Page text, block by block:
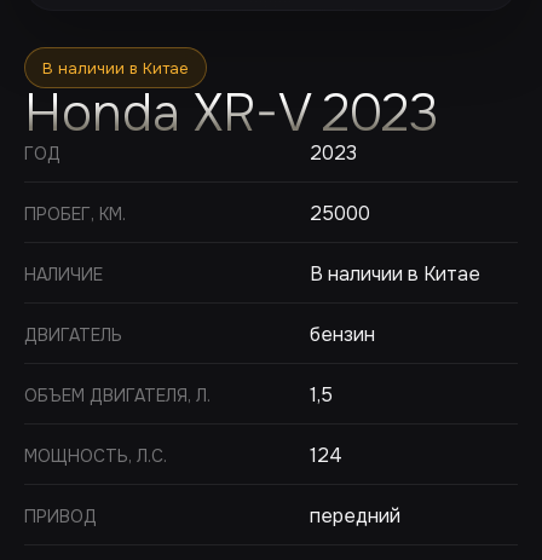
В наличии в Китае
Honda XR-V 2023
ГОД 2023
ПРОБЕГ, КМ. 25000
НАЛИЧИЕ В наличии в Китае
ДВИГАТЕЛЬ бензин
ОБЪЕМ ДВИГАТЕЛЯ, Л. 1,5
МОЩНОСТЬ, Л.С. 124
ПРИВОД передний